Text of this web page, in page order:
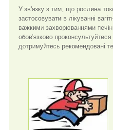
У зв'язку з тим, що рослина
застосовувати в лікуванні
важкими захворюваннями
обов'язково
дотримуйтесь рекомендовані